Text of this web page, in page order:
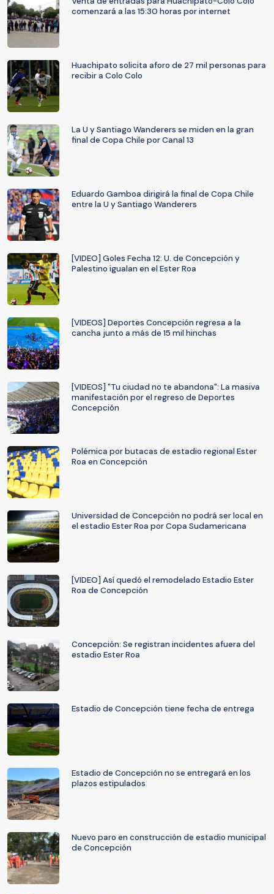
comenzará a las 15:30 horas por internet
Huachipato solicita aforo de 27 mil personas para
recibir a Colo Colo
La U y Santiago Wanderers se miden en la gran
final de Copa Chile por Canal 13
Eduardo Gamboa dirigirá la final de Copa Chile
entre la U y Santiago Wanderers
[VIDEO] Goles Fecha 12: U. de Concepción y
Palestino igualan en el Ester Roa
[VIDEOS] Deportes Concepción regresa a la
cancha junto a más de 15 mil hinchas
[VIDEOS] "Tu ciudad no te abandona": La masiva
manifestación por el regreso de Deportes
Concepción
Polémica por butacas de estadio regional Ester
Roa en Concepción
Universidad de Concepción no podrá ser local en
el estadio Ester Roa por Copa Sudamericana
[VIDEO] Así quedó el remodelado Estadio Ester
Roa de Concepción
Concepción: Se registran incidentes afuera del
estadio Ester Roa
Estadio de Concepción tiene fecha de entrega
Estadio de Concepción no se entregará en los
plazos estipulados
Nuevo paro en construcción de estadio municipal
de Concepción